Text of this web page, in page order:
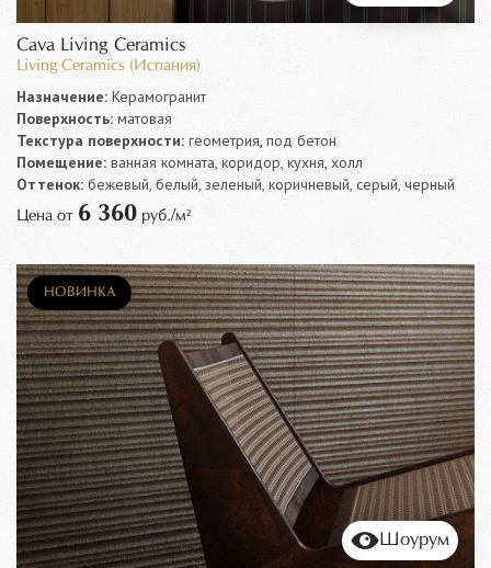
Cava Living Ceramics
Living Ceramics (Испания)
Назначение: Керамогранит
Поверхность: матовая
Текстура поверхности: геометрия, под бетон
Помещение: ванная комната, коридор, кухня, холл
Оттенок: бежевый, белый, зеленый, коричневый, серый, черный
Цена от 6 360 руб./м²
НОВИНКА
Шоурум